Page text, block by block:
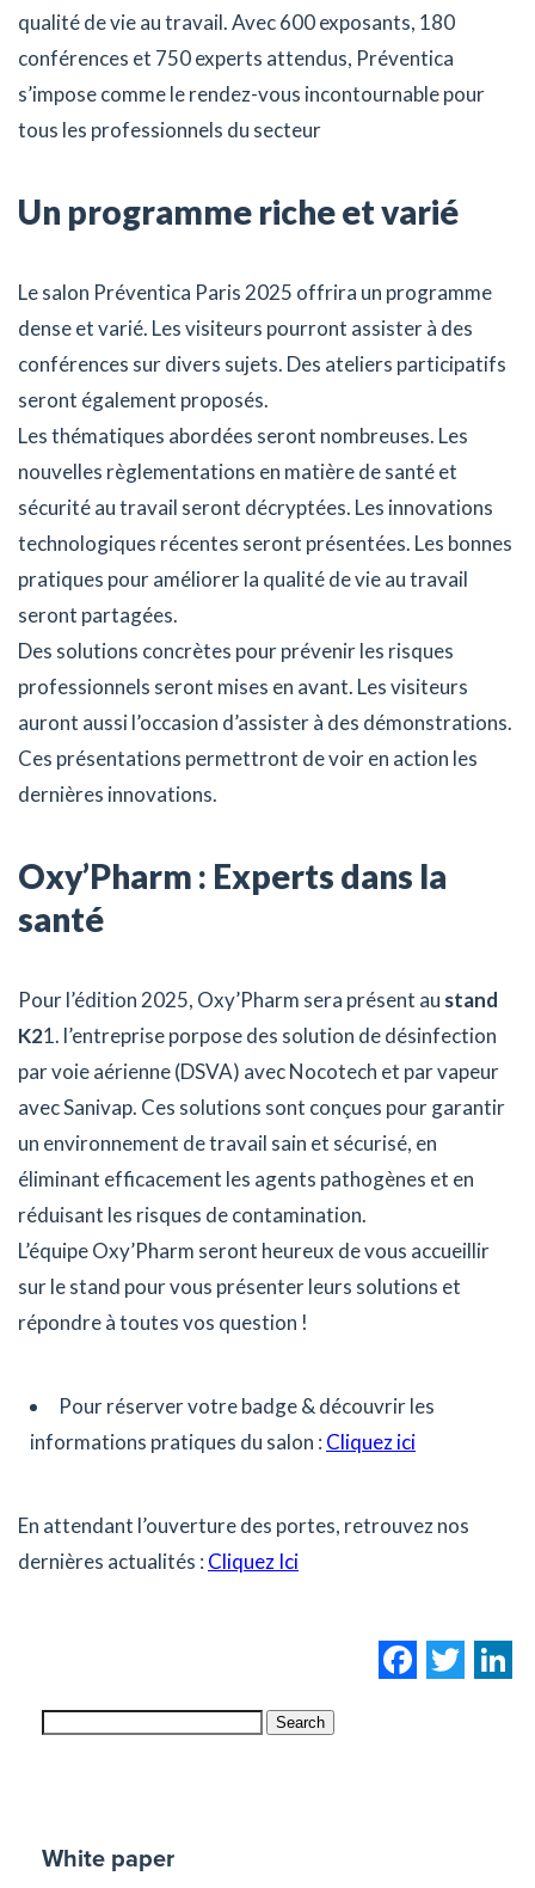
qualité de vie au travail. Avec 600 exposants, 180
conférences et 750 experts attendus, Préventica
s’impose comme le rendez-vous incontournable pour
tous les professionnels du secteur
Un programme riche et varié
Le salon Préventica Paris 2025 offrira un programme
dense et varié. Les visiteurs pourront assister à des
conférences sur divers sujets. Des ateliers participatifs
seront également proposés.
Les thématiques abordées seront nombreuses. Les
nouvelles règlementations en matière de santé et
sécurité au travail seront décryptées. Les innovations
technologiques récentes seront présentées. Les bonnes
pratiques pour améliorer la qualité de vie au travail
seront partagées.
Des solutions concrètes pour prévenir les risques
professionnels seront mises en avant. Les visiteurs
auront aussi l’occasion d’assister à des démonstrations.
Ces présentations permettront de voir en action les
dernières innovations.
Oxy’Pharm : Experts dans la
santé
Pour l’édition 2025, Oxy’Pharm sera présent au stand
K21. l’entreprise porpose des solution de désinfection
par voie aérienne (DSVA) avec Nocotech et par vapeur
avec Sanivap. Ces solutions sont conçues pour garantir
un environnement de travail sain et sécurisé, en
éliminant efficacement les agents pathogènes et en
réduisant les risques de contamination.
L’équipe Oxy’Pharm seront heureux de vous accueillir
sur le stand pour vous présenter leurs solutions et
répondre à toutes vos question !
Pour réserver votre badge & découvrir les
informations pratiques du salon : Cliquez ici
En attendant l’ouverture des portes, retrouvez nos
dernières actualités : Cliquez Ici
Search
White paper